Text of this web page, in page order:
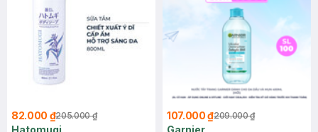
82.000 ₫205.000 ₫
Hatomugi
107.000 ₫209.000 ₫
Garnier